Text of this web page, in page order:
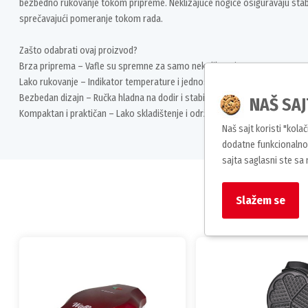
bezbedno rukovanje tokom pripreme. Neklizajuće nogice osiguravaju
sprečavajući pomeranje tokom rada.
Zašto odabrati ovaj proizvod?
Brza priprema – Vafle su spremne za samo nekoliko minuta
Lako rukovanje – Indikator temperature i jednostavno korišćenje
Bezbedan dizajn – Ručka hladna na dodir i stabilne neklizajuće nogice
Kompaktan i praktičan – Lako skladištenje i održavanje
NAŠ
Naš sajt koristi
dodatne
sajta saglasni ste sa
Slažem se